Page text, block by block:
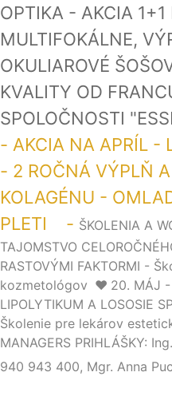
OPTIKA - AKCIA 1+1
MULTIFOKÁLNE,
OKULIAROVÉ
KVALITY OD
SPOLOČNOSTI
- AKCIA NA APRÍL -
- 2 ROČNÁ VÝPLŇ
KOLAGÉNU -
PLETI - ŠKOLENIA A
TAJOMSTVO
RASTOVÝMI FAKTORMI -
kozmetológov ❤️ 20. MÁJ -
LIPOLYTIKUM A LOSOSIE
Školenie pre lekárov
MANAGERS PRIHLÁŠKY:
940 943 400, Mgr. Anna